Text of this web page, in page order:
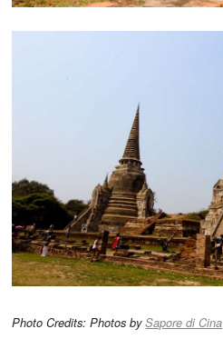
Photo Credits: Photos bySapore di Cina